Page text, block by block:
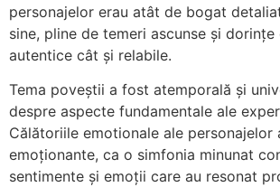
personajelor erau atât de bogat
sine, pline de temeri ascunse și
autentice cât și relabile.
Tema poveștii a fost atemporală și
despre aspecte fundamentale ale
Călătoriile emotionale ale
emoționante, ca o simfonia minunat
sentimente și emoții care au resonat